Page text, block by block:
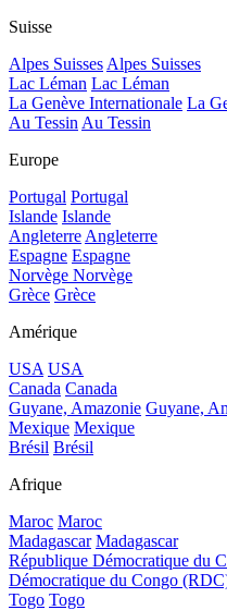
Suisse
Alpes Suisses Alpes Suisses
Lac Léman Lac Léman
La Genève Internationale La
Au Tessin Au Tessin
Europe
Portugal Portugal
Islande Islande
Angleterre Angleterre
Espagne Espagne
Norvège Norvège
Grèce Grèce
Amérique
USA USA
Canada Canada
Guyane, Amazonie Guyane,
Mexique Mexique
Brésil Brésil
Afrique
Maroc Maroc
Madagascar Madagascar
République Démocratique du
Démocratique du Congo
Togo Togo